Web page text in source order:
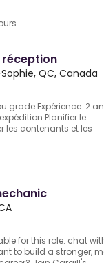
réception
QC, Canada
grade.Expérience: 2
le
les contenants et les
for this role: chat
to build a stronger,